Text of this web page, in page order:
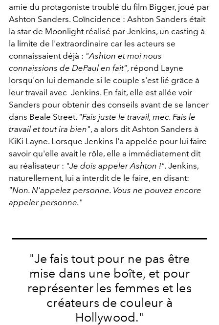
amie du protagoniste troublé du film Bigger, joué par
Ashton Sanders. Coïncidence : Ashton Sanders était
la star de Moonlight réalisé par Jenkins, un casting à
la limite de l'extraordinaire car les acteurs se
connaissaient déjà : "Ashton et moi nous
connaissions de DePaul en fait", répond Layne
lorsqu'on lui demande si le couple s'est lié grâce à
leur travail avec Jenkins. En fait, elle est allée voir
Sanders pour obtenir des conseils avant de se lancer
dans Beale Street. "Fais juste le travail, mec. Fais le
travail et tout ira bien", a alors dit Ashton Sanders à
KiKi Layne. Lorsque Jenkins l'a appelée pour lui faire
savoir qu'elle avait le rôle, elle a immédiatement dit
au réalisateur : "Je dois appeler Ashton !". Jenkins,
naturellement, lui a interdit de le faire, en disant:
"Non. N'appelez personne. Vous ne pouvez encore
appeler personne."
"Je fais tout pour ne pas être
mise dans une boîte, et pour
représenter les femmes et les
créateurs de couleur à
Hollywood."